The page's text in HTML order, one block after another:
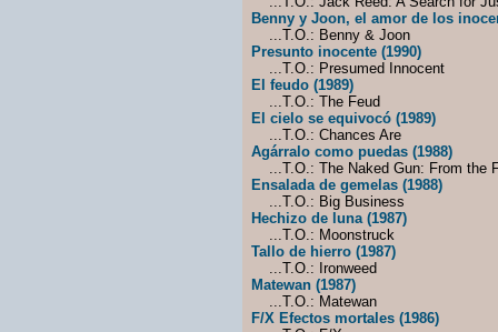
Benny y Joon, el amor de los
...T.O.: Benny & Joon
Presunto inocente (1990)
...T.O.: Presumed Innocent
El feudo (1989)
...T.O.: The Feud
El cielo se equivocó (1989)
...T.O.: Chances Are
Agárralo como puedas (1988)
...T.O.: The Naked Gun: From the
Ensalada de gemelas (1988)
...T.O.: Big Business
Hechizo de luna (1987)
...T.O.: Moonstruck
Tallo de hierro (1987)
...T.O.: Ironweed
Matewan (1987)
...T.O.: Matewan
F/X Efectos mortales (1986)